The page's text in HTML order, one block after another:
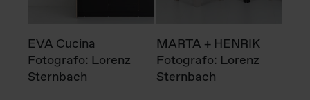
EVA Cucina
Fotografo: Lorenz
Sternbach
MARTA + HENRIK
Fotografo: Lorenz
Sternbach